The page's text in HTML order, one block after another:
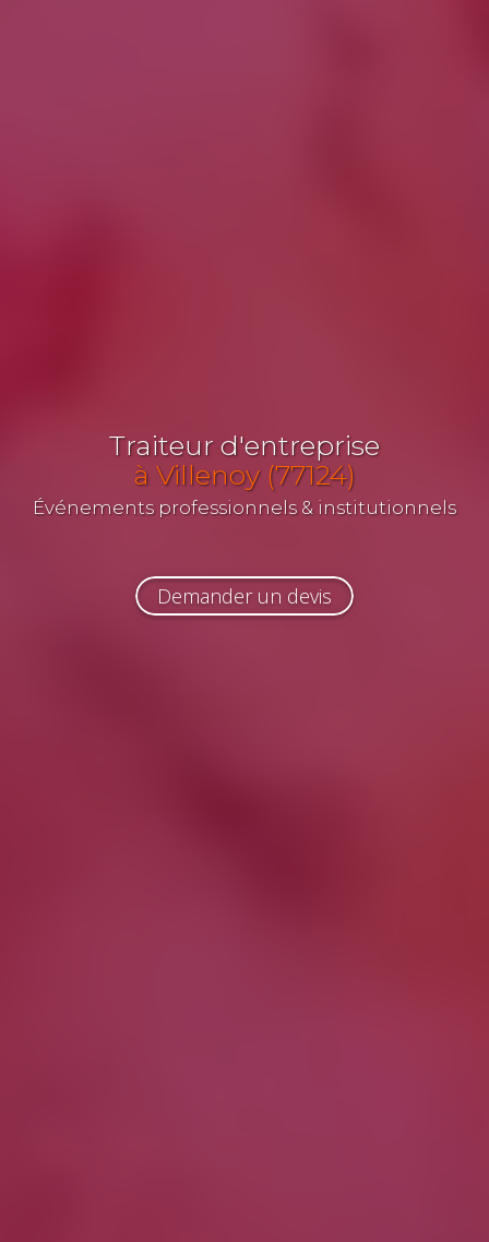
Traiteur d'entreprise
à Villenoy (77124)
Événements professionnels & institutionnels
Demander un devis